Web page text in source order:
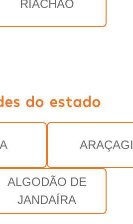
RIACHÃO
do estado
ARAÇAGI
ALGODÃO DE
JANDAÍRA